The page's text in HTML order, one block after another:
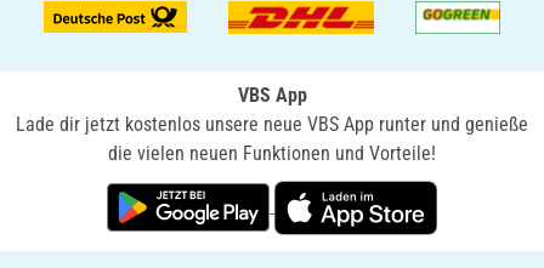
VBS App
Lade dir jetzt kostenlos unsere neue VBS App runter und genieße
die vielen neuen Funktionen und Vorteile!